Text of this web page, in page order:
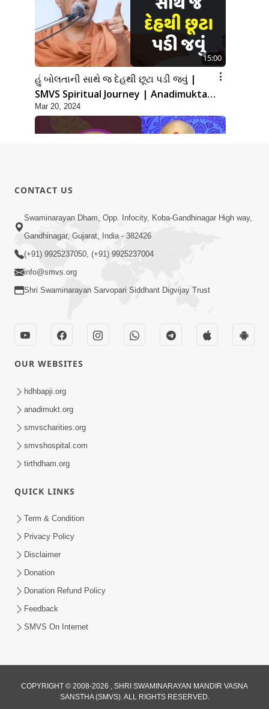
15:00
હું બોલતાની સાથે જ દેહથી છૂટા પડી જવું |
SMVS Spiritual Journey | Anadimukta
Gyan
Mar 20, 2024
17:00
હું કોણ છું ? ભાગ 1 | SMVS Spiritual
Journey | Anadimukta Gyan
હર્ષ-શોક, સુખ-દુખનું કારણ દેહભાવ | SMVS
Spiritual Journey | Anadimukta Gyan
હરિ નવમીએ આટલું દ્રઢ કરી દઈએ તો બેડો પાર
Swaninarayan | SMVS | 2023
Mar 27, 2023
1:00
CONTACT US
Swaminarayan Dham, Opp. Infocity, Koba-Gandhinagar High way,
Gandhinagar, Gujarat, India - 382426
(+91) 9925237050, (+91) 9925237004
info@smvs.org
Shri Swaminarayan Sarvopari Siddhant Digvijay Trust
OUR WEBSITES
hdhbapji.org
anadimukt.org
smvscharities.org
smvshospital.com
tirthdham.org
QUICK LINKS
Term & Condition
Privacy Policy
Disclaimer
Donation
Donation Refund Policy
Feedback
SMVS On Internet
COPYRIGHT © 2008-2026 , SHRI SWAMINARAYAN MANDIR VASNA
SANSTHA (SMVS). ALL RIGHTS RESERVED.